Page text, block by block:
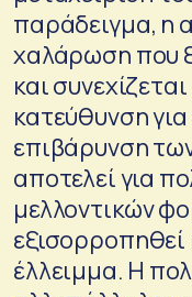
παράδειγμα, η
χαλάρωση που
και
κατεύθυνση
επιβάρυνση
αποτελεί για
μελλοντικών
έλλειμμα. Η